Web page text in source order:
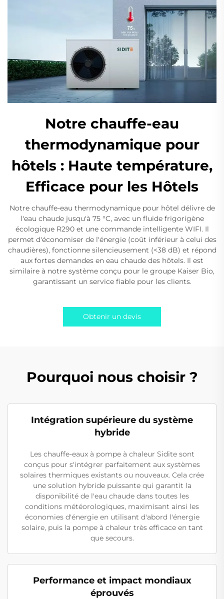
Notre chauffe-eau
thermodynamique pour
hôtels : Haute température,
Efficace pour les Hôtels
Notre chauffe-eau thermodynamique pour hôtel délivre de
l'eau chaude jusqu'à 75 °C, avec un fluide frigorigène
écologique R290 et une commande intelligente WIFI. Il
permet d'économiser de l'énergie (coût inférieur à celui des
chaudières), fonctionne silencieusement (<38 dB) et répond
aux fortes demandes en eau chaude des hôtels. Il est
similaire à notre système conçu pour le groupe Kaiser Bio,
garantissant un service fiable pour les clients.
Obtenir un devis
Pourquoi nous choisir ?
Intégration supérieure du système
hybride
Les chauffe-eaux à pompe à chaleur Sidite sont
conçus pour s'intégrer parfaitement aux systèmes
solaires thermiques existants ou nouveaux. Cela crée
une solution hybride puissante qui garantit la
disponibilité de l'eau chaude dans toutes les
conditions météorologiques, maximisant ainsi les
économies d'énergie en utilisant d'abord l'énergie
solaire, puis la pompe à chaleur très efficace en tant
que secours.
Performance et impact mondiaux
éprouvés